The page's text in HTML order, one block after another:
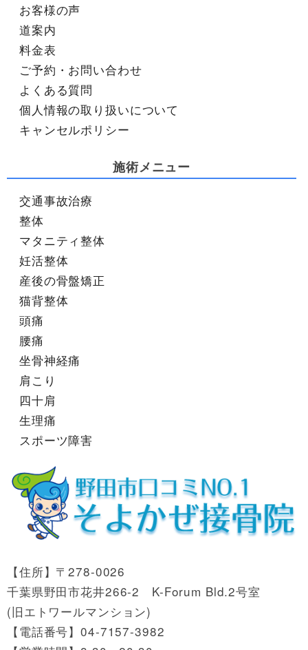
お客様の声
道案内
料金表
ご予約・お問い合わせ
よくある質問
個人情報の取り扱いについて
キャンセルポリシー
施術メニュー
交通事故治療
整体
マタニティ整体
妊活整体
産後の骨盤矯正
猫背整体
頭痛
腰痛
坐骨神経痛
肩こり
四十肩
生理痛
スポーツ障害
【住所】〒278-0026
千葉県野田市花井266-2 K-Forum Bld.2号室
(旧エトワールマンション)
【電話番号】04-7157-3982